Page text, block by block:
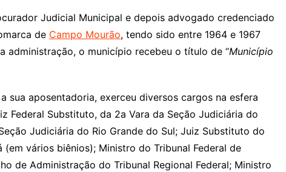
Judicial Municipal e depois advogado credenciado
de Campo Mourão, tendo sido entre 1964 e 1967
administração, o município recebeu o título de “Município
sua aposentadoria, exerceu diversos cargos na esfera
Federal Substituto, da 2a Vara da Seção Judiciária do
Judiciária do Rio Grande do Sul; Juiz Substituto do
(em vários biênios); Ministro do Tribunal Federal de
de Administração do Tribunal Regional Federal; Ministro